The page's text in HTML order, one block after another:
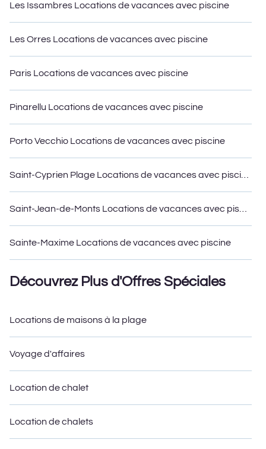
Les Issambres Locations de vacances avec piscine
Les Orres Locations de vacances avec piscine
Paris Locations de vacances avec piscine
Pinarellu Locations de vacances avec piscine
Porto Vecchio Locations de vacances avec piscine
Sainte-Maxime Locations de vacances avec piscine
Découvrez Plus d'Offres Spéciales
Locations de maisons à la plage
Voyage d'affaires
Location de chalet
Location de chalets